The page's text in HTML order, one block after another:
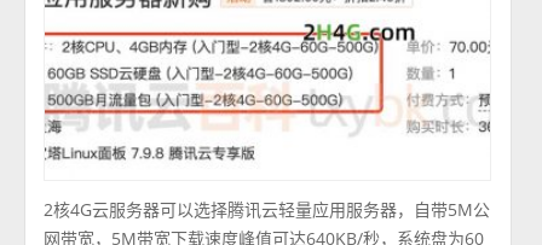
2核4G云服务器可以选择腾讯云轻量应用服务器，自带5M公
网带宽，5M带宽下载速度峰值可达640KB/秒，系统盘为60